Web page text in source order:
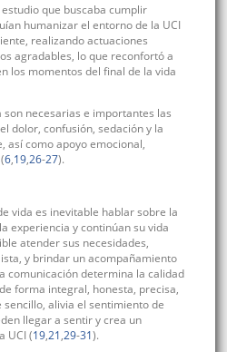
que buscaba cumplir
humanizar el entorno de la UCI
realizando actuaciones
agradables, lo que reconfortó a
los momentos del final de la vida
necesarias e importantes las
dolor, confusión, sedación y la
así como apoyo emocional,
6,19,26-27).
vida es inevitable hablar sobre la
experiencia y continúan su vida
atender sus necesidades,
y brindar un acompañamiento
comunicación determina la calidad
forma integral, honesta, precisa,
alivia el sentimiento de
llegar a sentir y crea un
UCI (19,21,29-31).